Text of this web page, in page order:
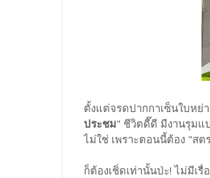
ตั้งแต่จรดปากกาเซ็นใบหย่
ประชม" ชีวิตดี๊ดี มีงานรุมแ
ไม่ใช่ เพราะตอนนี้ต้อง "ส
ก็ต้องเชิ่ดเท่านั้นป่ะ! ไม่มีเ